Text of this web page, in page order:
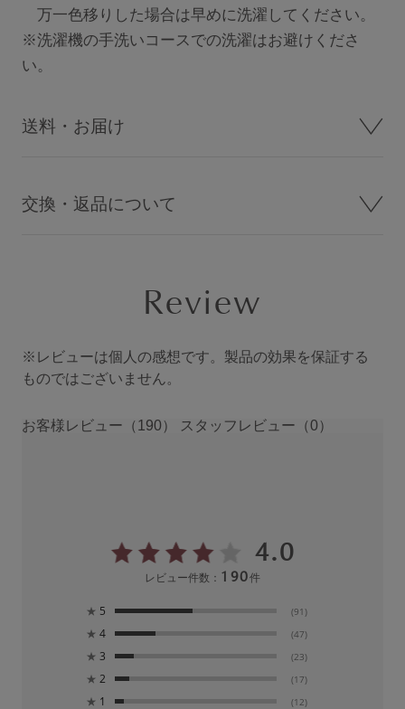
万一色移りした場合は早めに洗濯してください。
※洗濯機の手洗いコースでの洗濯はお避けくださ
い。
送料・お届け
交換・返品について
Review
※レビューは個人の感想です。製品の効果を保証する
ものではございません。
お客様レビュー （190） スタッフレビュー （0）
4.0
レビュー件数： 190件
★ 5 (91)
★ 4 (47)
★ 3 (23)
★ 2 (17)
★ 1 (12)